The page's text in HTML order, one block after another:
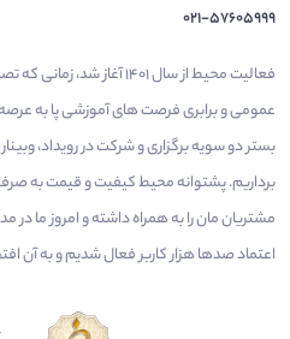
021-57605999
فعالیت محیط از سال 1401
عمومی و برابری فرصت های آموزشی پا به
بستر دو سویه برگزاری و شرکت در رویداد،
برداریم. پشتوانه محیط کیفیت و قیمت به
مشتریان مان را به همراه داشته و امروز ما
اعتماد صدها هزار کاربر فعال شدیم و به آن